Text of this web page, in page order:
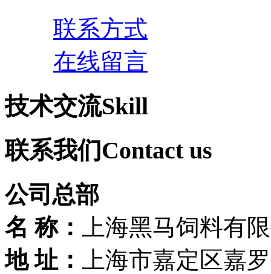
联系方式
在线留言
技术交流Skill
联系我们 Contact us
公司总部
名 称：
上海黑马饲料有
地 址：
上海市嘉定区嘉